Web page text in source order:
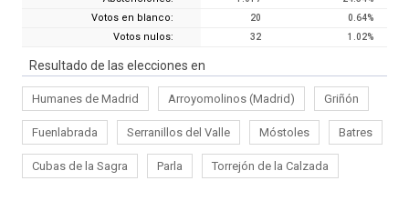
Votos en blanco: 20 0.64%
Votos nulos: 32 1.02%
Resultado de las elecciones en
Humanes de Madrid Arroyomolinos (Madrid) Griñón
Fuenlabrada Serranillos del Valle Móstoles Batres
Cubas de la Sagra Parla Torrejón de la Calzada